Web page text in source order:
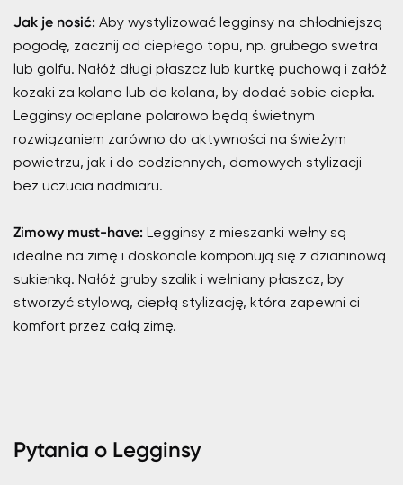
Jak je nosić: Aby wystylizować legginsy na chłodniejszą
pogodę, zacznij od ciepłego topu, np. grubego swetra
lub golfu. Nałóż długi płaszcz lub kurtkę puchową i załóż
kozaki za kolano lub do kolana, by dodać sobie ciepła.
Legginsy ocieplane polarowo będą świetnym
rozwiązaniem zarówno do aktywności na świeżym
powietrzu, jak i do codziennych, domowych stylizacji
bez uczucia nadmiaru.
Zimowy must-have: Legginsy z mieszanki wełny są
idealne na zimę i doskonale komponują się z dzianinową
sukienką. Nałóż gruby szalik i wełniany płaszcz, by
stworzyć stylową, ciepłą stylizację, która zapewni ci
komfort przez całą zimę.
Pytania o Legginsy